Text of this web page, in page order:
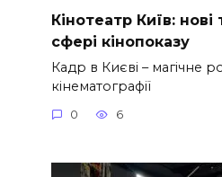
Кінотеатр Київ: нові
сфері кінопоказу
Кадр в Києві – магічне
кінематографії
0 6